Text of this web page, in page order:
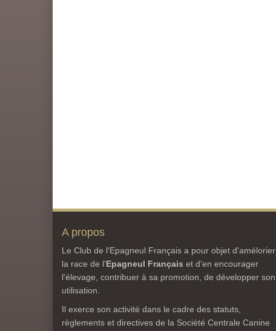
A propos
Le Club de l'Epagneul Français a pour objet d'amélorier
la race de l'Epagneul Français et d'en encourager
l'élevage, contribuer à sa promotion, de développer son
utilisation.
Il exerce son activité dans le cadre des statuts,
règlements et directives de la Société Centrale Canine